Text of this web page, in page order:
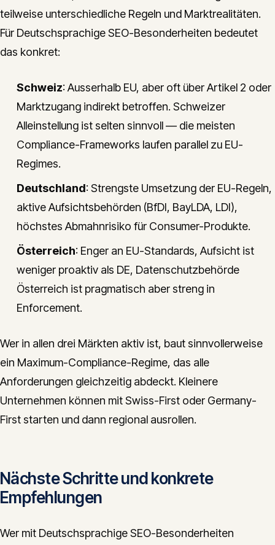
teilweise unterschiedliche Regeln und Marktrealitäten.
Für Deutschsprachige SEO-Besonderheiten bedeutet
das konkret:
Schweiz: Ausserhalb EU, aber oft über Artikel 2 oder
Marktzugang indirekt betroffen. Schweizer
Alleinstellung ist selten sinnvoll — die meisten
Compliance-Frameworks laufen parallel zu EU-
Regimes.
Deutschland: Strengste Umsetzung der EU-Regeln,
aktive Aufsichtsbehörden (BfDI, BayLDA, LDI),
höchstes Abmahnrisiko für Consumer-Produkte.
Österreich: Enger an EU-Standards, Aufsicht ist
weniger proaktiv als DE, Datenschutzbehörde
Österreich ist pragmatisch aber streng in
Enforcement.
Wer in allen drei Märkten aktiv ist, baut sinnvollerweise
ein Maximum-Compliance-Regime, das alle
Anforderungen gleichzeitig abdeckt. Kleinere
Unternehmen können mit Swiss-First oder Germany-
First starten und dann regional ausrollen.
Nächste Schritte und konkrete
Empfehlungen
Wer mit Deutschsprachige SEO-Besonderheiten